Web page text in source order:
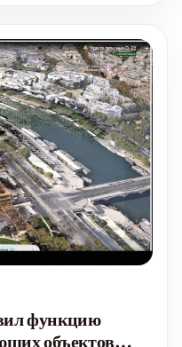
функцию
объектов